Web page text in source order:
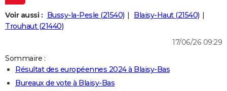
Essais
Réserver un essai
Citadines
Berlines
SUV
Forum auto
+
HIGH-TECH
Mobiles
Meilleur smartphone
Internet
Ordinateurs
Jeux vidéo
Guide high-tech
+
BRICOLAGE
Guides de France
Escapades
Patrimoine
Expositions
Musées
Week-end nature
LIFESTYLE
Art de vivre
Bien-être
Loisirs
Mode
Modes de vie
Voir aussi : Bussy-la-Pesle (21540)
Blaisy-Haut (21540)
Trouhaut (21440)
17/06/26 09:29
Sommaire :
Résultat des européennes 2024 à Blaisy-Bas
Bureaux de vote à Blaisy-Bas